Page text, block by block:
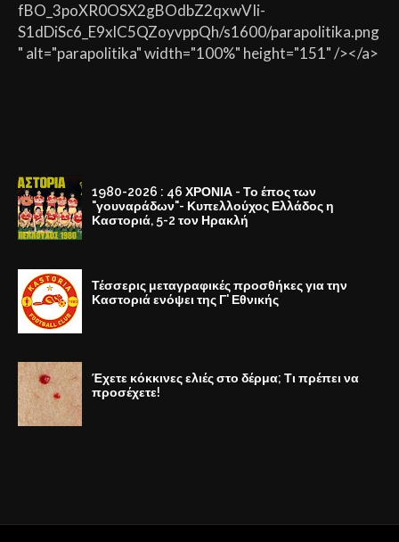
fBO_3poXR0OSX2gBOdbZ2qxwVIi-
S1dDiSc6_E9xlC5QZoyvppQh/s1600/parapolitika.png
" alt="parapolitika" width="100%" height="151" /></a>
1980-2026 : 46 ΧΡΟΝΙΑ - Το έπος των
"γουναράδων"- Κυπελλούχος Ελλάδος η
Καστοριά, 5-2 τον Ηρακλή
Τέσσερις μεταγραφικές προσθήκες για την
Καστοριά ενόψει της Γ' Εθνικής
Έχετε κόκκινες ελιές στο δέρμα; Τι πρέπει να
προσέχετε!